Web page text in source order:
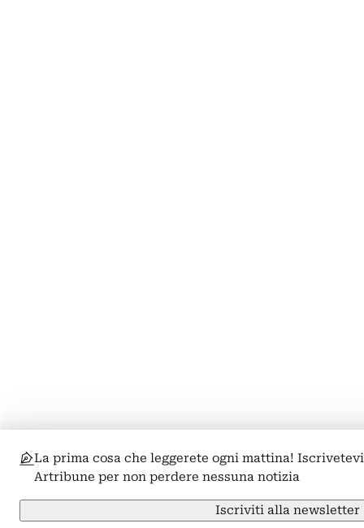
La prima cosa che leggerete ogni mattina!
Artribune per non perdere nessuna notizia
Iscriviti alla newsletter